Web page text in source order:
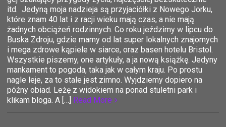
itd. Jedyną moja nadzieja są przyjaciółki z Nowego Jorku,
które znam 40 lat i z racji wieku mają czas, a nie mają
żadnych obciążeń rodzinnych. Co roku jeździmy w lipcu do
Buska Zdroju, gdzie mamy od lat super lokalnych znajomych
i mega zdrowe kąpiele w siarce, oraz basen hotelu Bristol.
Wszystkie piszemy, one artykuły, a ja nową książkę. Jedyny
mankament to pogoda, taka jak w całym kraju. Po prostu
nagle leje, za to stale jest zimno. Wyjdziemy dopiero na
późny obiad. Leżę z widokiem na ponad stuletni park i
klikam bloga. A […] Read More